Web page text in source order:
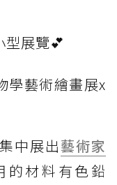
型展覽💕
學藝術繪畫展x
中展出藝術家
的材料有色鉛